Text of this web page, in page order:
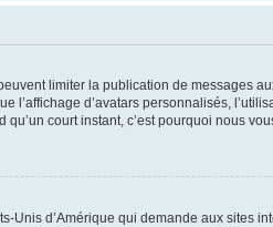
limiter la publication de messages
d’avatars personnalisés,
court instant, c’est pourquoi nous
Unis d’Amérique qui demande aux